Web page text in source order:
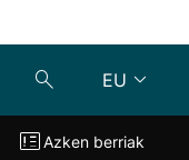
EU
Zuzenean
Azken berriak